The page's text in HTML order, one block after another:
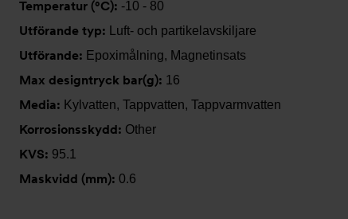
Temperatur (°C): -10 - 80
Utförande typ: Luft- och partikelavskiljare
Utförande: Epoximålning, Magnetinsats
Max designtryck bar(g): 16
Media: Kylvatten, Tappvatten, Tappvarmvatten
Korrosionsskydd: Other
KVS: 95.1
Maskvidd (mm): 0.6